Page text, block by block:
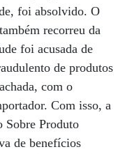
foi absolvido. O
recorreu da
foi acusada de
de produtos
com o
Com isso, a
Sobre Produto
de benefícios